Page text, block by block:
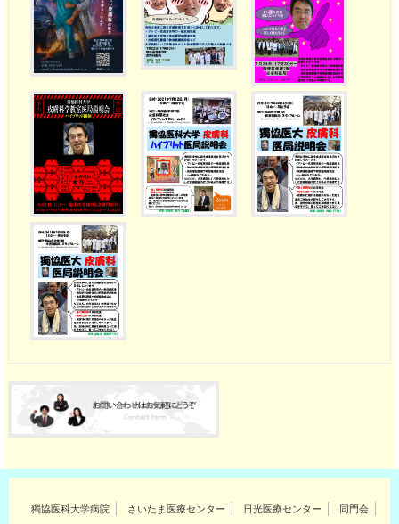
獨協医科大学病院 さいたま医療センター 日光医療センター 同門会